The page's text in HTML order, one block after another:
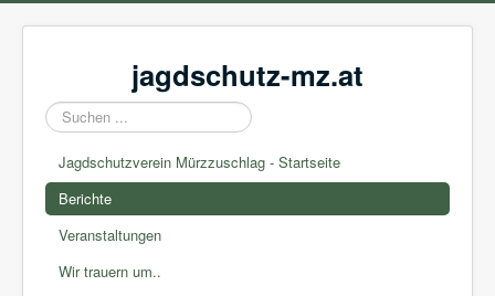
jagdschutz-mz.at
Suchen
...
Jagdschutzverein Mürzzuschlag - Startseite
Berichte
Veranstaltungen
Wir trauern um..